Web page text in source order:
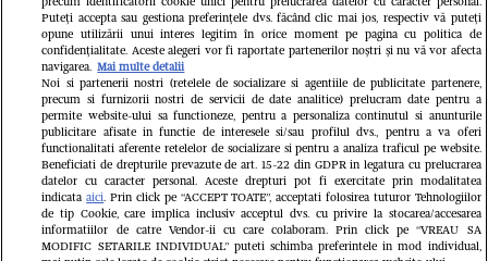
complet porțile timp de trei luni.
Milioane de pasageri, afectați
Puteți accepta sau gestiona preferințele dvs. făcând clic mai jos, respectiv vă puteți
opune utilizării unui interes legitim în orice moment pe pagina cu politica de
confidențialitate. Aceste alegeri vor fi raportate partenerilor noștri și nu vă vor afecta
navigarea. Mai multe detalii
Noi si partenerii nostri (retelele de socializare si agentiile de publicitate partenere,
precum si furnizorii nostri de servicii de date analitice) prelucram date pentru a
permite website-ului sa functioneze, pentru a personaliza continutul si anunturile
publicitare afisate in functie de interesele si/sau profilul dvs., pentru a va oferi
functionalitati aferente retelelor de socializare si pentru a analiza traficul pe website.
Beneficiati de drepturile prevazute de art. 15-22 din GDPR in legatura cu prelucrarea
datelor cu caracter personal. Aceste drepturi pot fi exercitate prin modalitatea
indicataaici. Prin click pe “ACCEPT TOATE”, acceptati folosirea tuturor Tehnologiilor
de tip Cookie, care implica inclusiv acceptul dvs. cu privire la stocarea/accesarea
informatiilor de catre Vendor-ii cu care colaboram. Prin click pe “VREAU SA
MODIFIC SETARILE INDIVIDUAL” puteti schimba preferintele in mod individual,